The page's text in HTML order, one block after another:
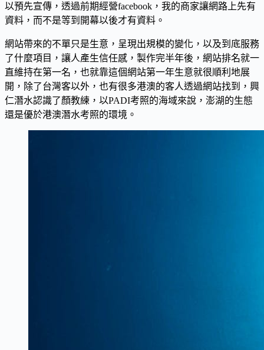
以預先宣傳，透過前期經營facebook，我的商家讓網路上先有
資料，而不是等到開幕以後才有資料。
網站帶來的不單只是生意，呈現出規模的變化，以及到底服務
了什麼項目，讓人產生信任感，製作完半年後，網站排名就一
直維持在第一名，也就靠這個網站第一年生意就很順利地展
開，除了台灣客以外，也有很多港澳的客人透過網站找到，興
仁潛水認識了顏教練，以PADI考照的海域來說，澎湖的生態
還是優於港澳潛水考照的環境。